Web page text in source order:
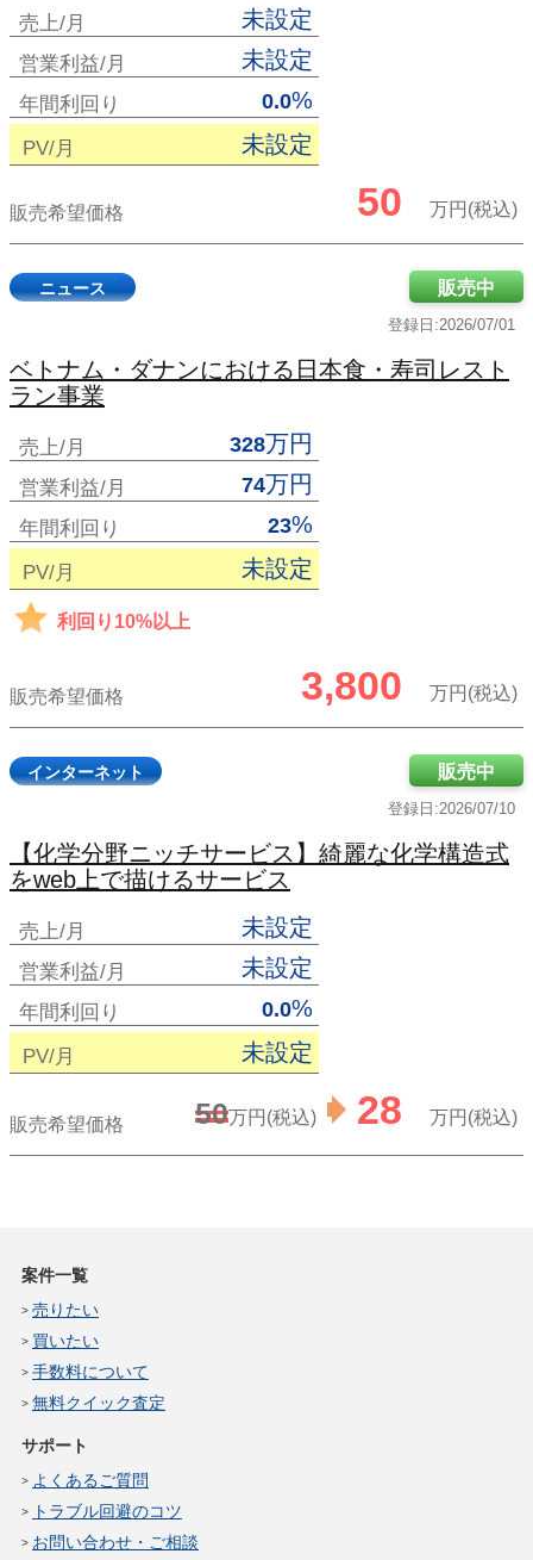
売上/月 未設定
営業利益/月 未設定
年間利回り 0.0%
PV/月 未設定
販売希望価格 50 万円(税込)
ニュース
登録日:2026/07/01
販売中
ベトナム・ダナンにおける日本食・寿司レスト
ラン事業
売上/月 328万円
営業利益/月 74万円
年間利回り 23%
PV/月 未設定
利回り10%以上
販売希望価格 3,800 万円(税込)
インターネット
登録日:2026/07/10
販売中
【化学分野ニッチサービス】綺麗な化学構造式
をweb上で描けるサービス
売上/月 未設定
営業利益/月 未設定
年間利回り 0.0%
PV/月 未設定
販売希望価格 50万円(税込) 28 万円(税込)
案件一覧
売りたい
買いたい
手数料について
無料クイック査定
サポート
よくあるご質問
トラブル回避のコツ
お問い合わせ・ご相談